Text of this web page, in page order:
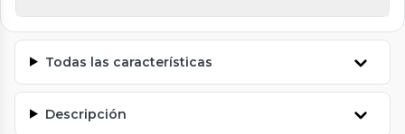
Todas las características
Descripción